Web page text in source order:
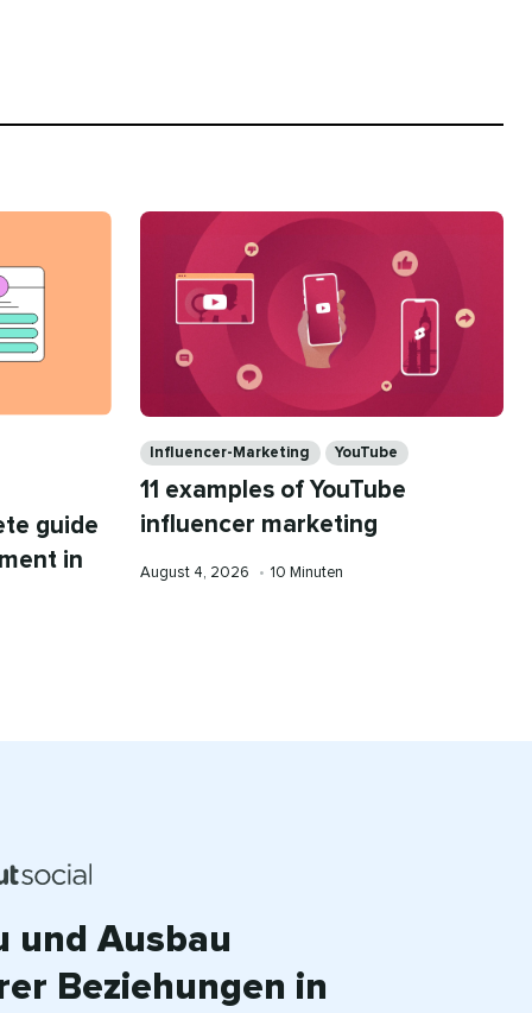
guide
in
Influencer-Marketing​​ YouTube​​
11 examples of YouTube
influencer marketing​​
Published
August 4, 2026​​ •​​ Lesedauer
10 Minuten​​
und Ausbau
Beziehungen in